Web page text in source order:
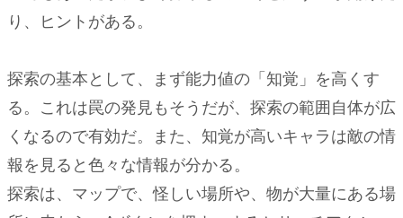
り、ヒントがある。
探索の基本として、まず能力値の「知覚」を高くす
る。これは罠の発見もそうだが、探索の範囲自体が広
くなるので有効だ。また、知覚が高いキャラは敵の情
報を見ると色々な情報が分かる。
探索は、マップで、怪しい場所や、物が大量にある場